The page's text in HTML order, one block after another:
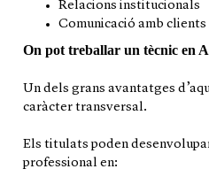
Relacions institucionals
Comunicació amb
On pot treballar un tècnic en
Un dels grans avantatges
caràcter transversal.
Els titulats poden
professional en: